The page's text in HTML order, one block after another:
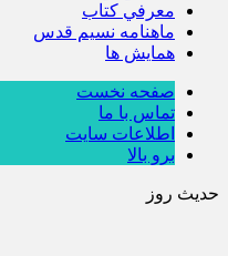
معرفي كتاب
ماهنامه نسيم قدس
همايش ها
صفحه نخست
تماس با ما
اطلاعات سایت
برو بالا
حدیث روز